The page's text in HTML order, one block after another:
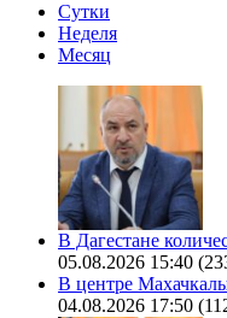
Сутки
Неделя
Месяц
В Дагестане
05.08.2026 15:40
В центре
04.08.2026 17:50